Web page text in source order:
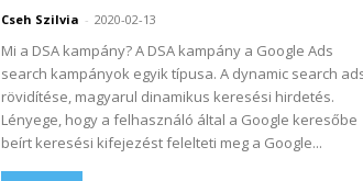
Cseh Szilvia - 2020-02-13
Mi a DSA kampány? A DSA kampány a Google Ads
search kampányok egyik típusa. A dynamic search
rövidítése, magyarul dinamikus keresési hirdetés.
Lényege, hogy a felhasználó által a Google keresőbe
beírt keresési kifejezést felelteti meg a Google...